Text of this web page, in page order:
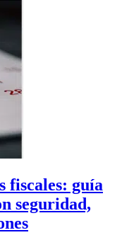
fiscales: guía
seguridad,